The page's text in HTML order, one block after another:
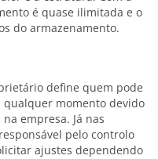
é quase ilimitada e o
do armazenamento.
define quem pode
qualquer momento devido
empresa. Já nas
pelo controlo
ajustes dependendo